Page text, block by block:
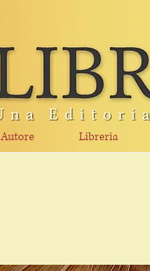
Autore Libreria